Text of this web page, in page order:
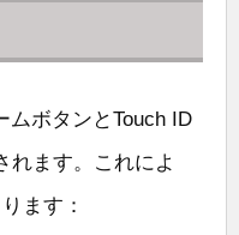
ムボタンとTouch ID
れます。これによ
ます：